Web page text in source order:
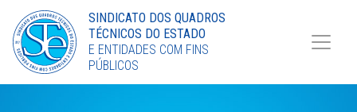
Torne-se Sócio
LinkedIn
SINDICATO DOS QUADROS
TÉCNICOS DO ESTADO
E ENTIDADES COM FINS
PÚBLICOS